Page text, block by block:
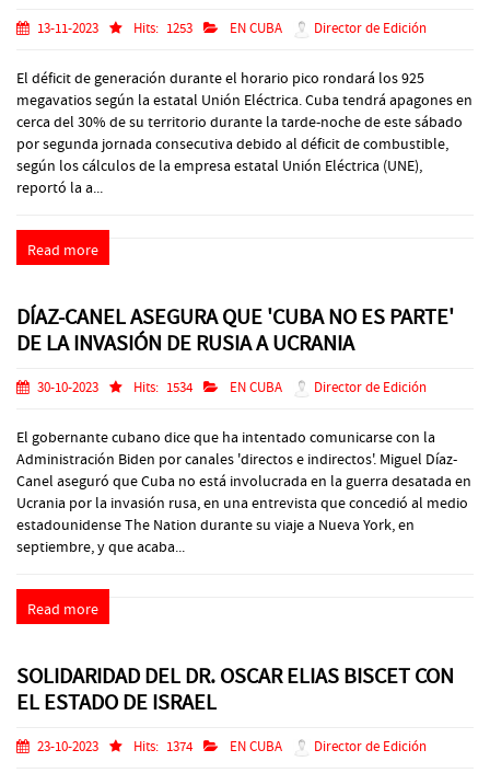
13-11-2023 Hits: 1253 EN CUBA Director de Edición
El déficit de generación durante el horario pico rondará los 925
megavatios según la estatal Unión Eléctrica. Cuba tendrá apagones en
cerca del 30% de su territorio durante la tarde-noche de este sábado
por segunda jornada consecutiva debido al déficit de combustible,
según los cálculos de la empresa estatal Unión Eléctrica (UNE),
reportó la a...
Read more
DÍAZ-CANEL ASEGURA QUE 'CUBA NO ES PARTE'
DE LA INVASIÓN DE RUSIA A UCRANIA
30-10-2023 Hits: 1534 EN CUBA Director de Edición
El gobernante cubano dice que ha intentado comunicarse con la
Administración Biden por canales 'directos e indirectos'. Miguel Díaz-
Canel aseguró que Cuba no está involucrada en la guerra desatada en
Ucrania por la invasión rusa, en una entrevista que concedió al medio
estadounidense The Nation durante su viaje a Nueva York, en
septiembre, y que acaba...
Read more
SOLIDARIDAD DEL DR. OSCAR ELIAS BISCET CON
EL ESTADO DE ISRAEL
23-10-2023 Hits: 1374 EN CUBA Director de Edición